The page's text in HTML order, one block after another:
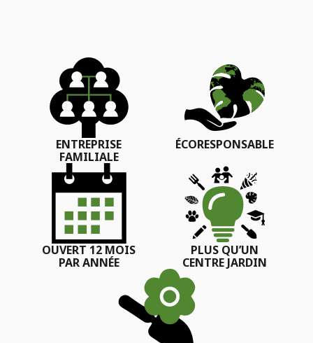
ENTREPRISE
FAMILIALE
ÉCORESPONSABLE
OUVERT 12 MOIS
PAR ANNÉE
PLUS QU’UN
CENTRE JARDIN